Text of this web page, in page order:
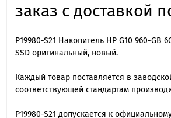
заказ с доставкой
P19980-S21 Накопитель HP G10 960-GB
SSD оригинальный, новый.
Каждый товар поставляется в
соответствующей стандартам
P19980-S21 допускается к